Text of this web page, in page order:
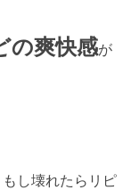
の爽快感が
し壊れたらリピ